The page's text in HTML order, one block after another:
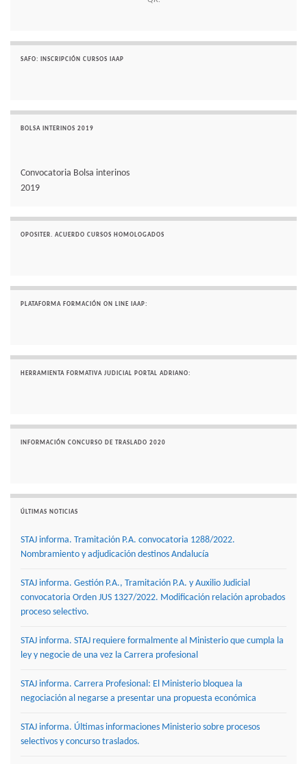
SAFO: INSCRIPCIÓN CURSOS IAAP
BOLSA INTERINOS 2019
Convocatoria Bolsa interinos
2019
OPOSITER. ACUERDO CURSOS HOMOLOGADOS
PLATAFORMA FORMACIÓN ON LINE IAAP:
HERRAMIENTA FORMATIVA JUDICIAL PORTAL ADRIANO:
INFORMACIÓN CONCURSO DE TRASLADO 2020
ÚLTIMAS NOTICIAS
STAJ informa. Tramitación P.A. convocatoria 1288/2022.
Nombramiento y adjudicación destinos Andalucía
STAJ informa. Gestión P.A., Tramitación P.A. y Auxilio Judicial
convocatoria Orden JUS 1327/2022. Modificación relación aprobados
proceso selectivo.
STAJ informa. STAJ requiere formalmente al Ministerio que cumpla la
ley y negocie de una vez la Carrera profesional
STAJ informa. Carrera Profesional: El Ministerio bloquea la
negociación al negarse a presentar una propuesta económica
STAJ informa. Últimas informaciones Ministerio sobre procesos
selectivos y concurso traslados.